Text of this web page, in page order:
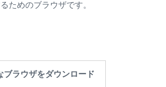
ためのブラウザです。
ラウザをダウンロード